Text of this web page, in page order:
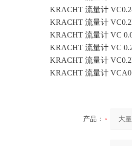
KRACHT 流量计
KRACHT 流量计
KRACHT 流量计 VC
KRACHT 流量计 VC
KRACHT 流量计
KRACHT 流量计
产品：